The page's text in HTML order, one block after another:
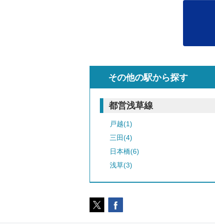
その他の駅から探す
都営浅草線
戸越(1)
三田(4)
日本橋(6)
浅草(3)